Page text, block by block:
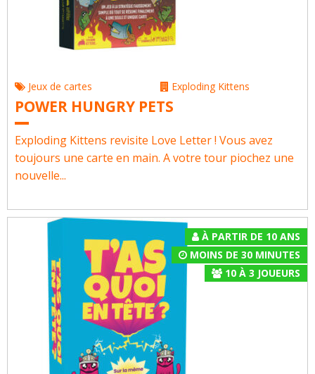
Jeux de cartes Exploding Kittens
POWER HUNGRY PETS
Exploding Kittens revisite Love Letter ! Vous avez
toujours une carte en main. A votre tour piochez une
nouvelle...
À PARTIR DE 10 ANS
MOINS DE 30 MINUTES
10À 3 JOUEURS